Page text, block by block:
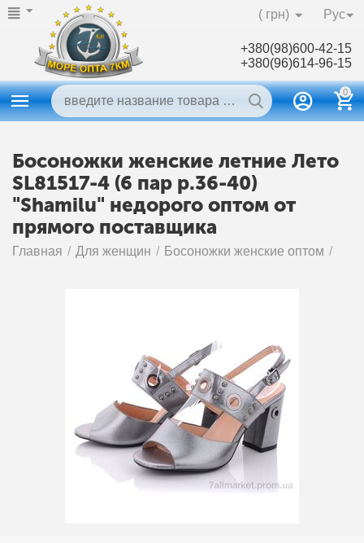
Рус
( грн)
+380(98)600-42-15
+380(96)614-96-15
0
Босоножки женские летние Лето
SL81517-4 (6 пар р.36-40)
"Shamilu" недорого оптом от
прямого поставщика
Главная / Для женщин / Босоножки женские оптом /